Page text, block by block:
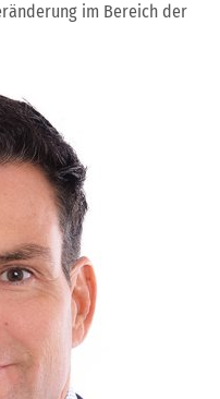
im Bereich der